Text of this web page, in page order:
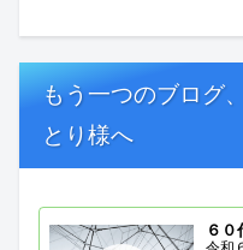
もう一つのブログ
とり様へ
６